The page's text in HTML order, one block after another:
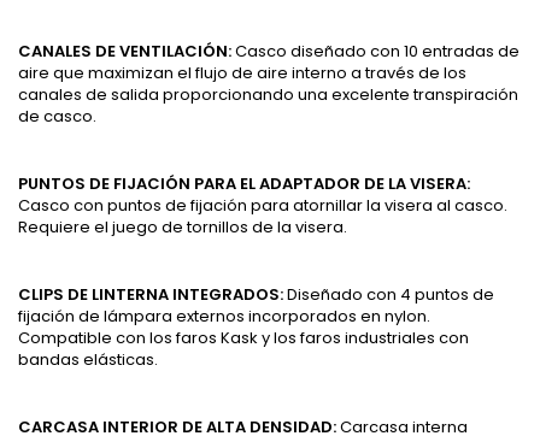
CANALES DE VENTILACIÓN:Casco diseñado con 10 entradas de
aire que maximizan el flujo de aire interno a través de los
canales de salida proporcionando una excelente transpiración
de casco.
PUNTOS DE FIJACIÓN PARA EL ADAPTADOR DE LA VISERA:
Casco con puntos de fijación para atornillar la visera al casco.
Requiere el juego de tornillos de la visera.
CLIPS DE LINTERNA INTEGRADOS:Diseñado con 4 puntos de
fijación de lámpara externos incorporados en nylon.
Compatible con los faros Kask y los faros industriales con
bandas elásticas.
CARCASA INTERIOR DE ALTA DENSIDAD:Carcasa interna